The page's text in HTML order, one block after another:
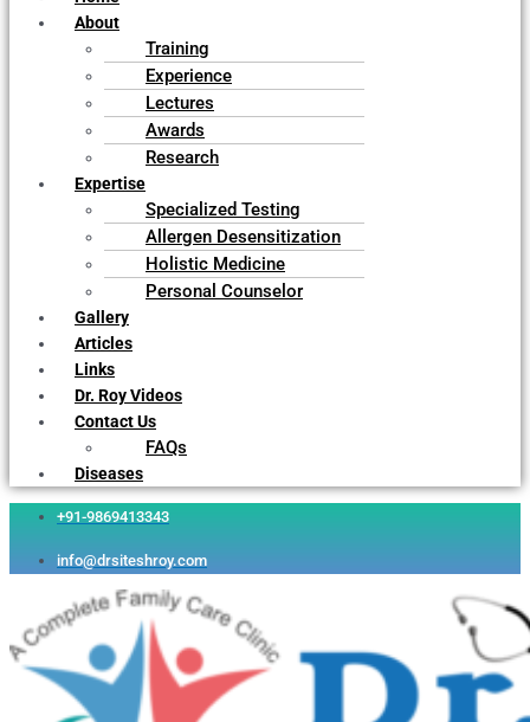
About
Training
Experience
Lectures
Awards
Research
Expertise
Specialized Testing
Allergen Desensitization
Holistic Medicine
Personal Counselor
Gallery
Articles
Links
Dr. Roy Videos
Contact Us
FAQs
Diseases
+91-9869413343
info@drsiteshroy.com